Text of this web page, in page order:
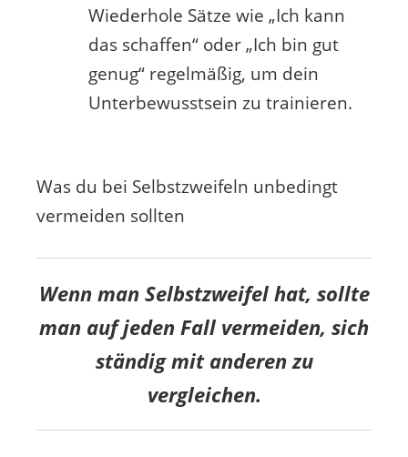
Wiederhole Sätze wie „Ich kann
das schaffen“ oder „Ich bin gut
genug“ regelmäßig, um dein
Unterbewusstsein zu trainieren.
Was du bei Selbstzweifeln unbedingt
vermeiden sollten
Wenn man Selbstzweifel hat, sollte
man auf jeden Fall vermeiden, sich
ständig mit anderen zu
vergleichen.